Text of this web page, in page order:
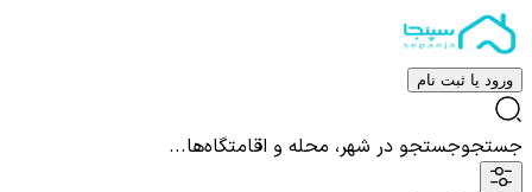
ورود یا ثبت نام
جستجوجستجو در شهر، محله و اقامتگاه‌ها...